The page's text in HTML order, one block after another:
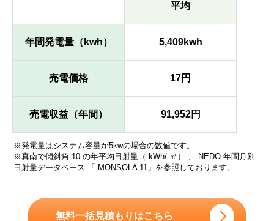
平均
年間発電量（kwh） 5,409kwh
売電価格 17円
売電収益（年間） 91,952円
※発電量はシステム容量が5kwの場合の数値です。
※真南で傾斜角 10 の年平均日射量（ kWh/ ㎡） 、 NEDO 年間月別
日射量データベース 「 MONSOLA 11」を参照しております。
無料一括見積もりはこちら